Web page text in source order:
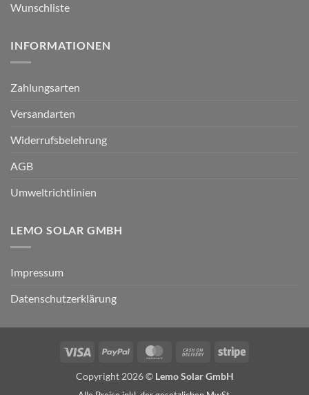
Wunschliste
INFORMATIONEN
Zahlungsarten
Versandarten
Widerrufsbelehrung
AGB
Umweltrichtlinien
LEMO SOLAR GMBH
Impressum
Datenschutzerklärung
Visa PayPal MasterCardCash
Delivery
Stripe
Copyright 2026 © Lemo Solar GmbH